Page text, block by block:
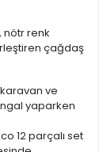
nötr renk
çağdaş
ve
yaparken
12 parçalı set